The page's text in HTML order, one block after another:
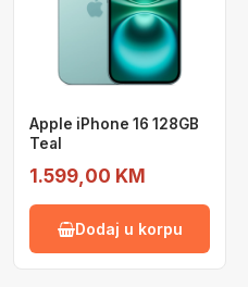
Apple iPhone 16 128GB
Teal
1.599,00 KM
Dodaj u korpu